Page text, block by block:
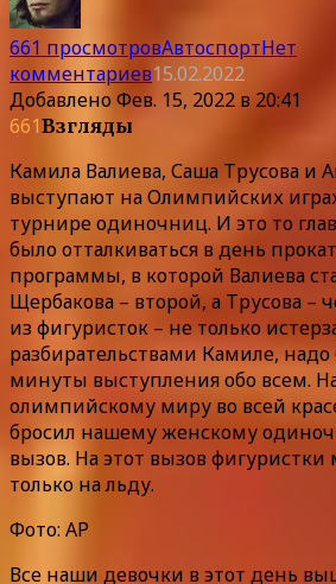
661 просмотровАвтоспортНет
комментариев15.02.2022
ДобавленоФев. 15, 2022 в 20:41
661Взгляды
Камила Валиева, Саша Трусова и
выступают на Олимпийских
турнире одиночниц. И это то
было отталкиваться в день
программы, в которой Валиева
Щербакова – второй, а Трусова –
из фигуристок – не только
разбирательствами Камиле,
минуты выступления обо всем.
олимпийскому миру во всей
бросил нашему женскому
вызов. На этот вызов фигуристки
только на льду.
Фото: AP
Все наши девочки в этот день